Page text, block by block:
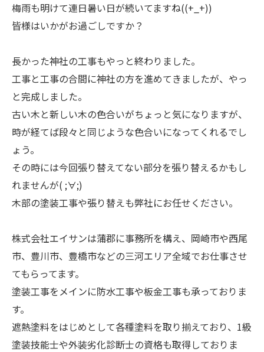
梅雨も明けて連日暑い日が続いてますね((+_+))
皆様はいかがお過ごしですか？
長かった神社の工事もやっと終わりました。
工事と工事の合間に神社の方を進めてきましたが、やっ
と完成しました。
古い木と新しい木の色合いがちょっと気になりますが、
時が経てば段々と同じような色合いになってくれるでし
ょう。
その時には今回張り替えてない部分を張り替えるかもし
れませんが( ;∀;)
木部の塗装工事や張り替えも弊社にお任せください。
株式会社エイサンは蒲郡に事務所を構え、岡崎市や西尾
市、豊川市、豊橋市などの三河エリア全域でお仕事させ
てもらってます。
塗装工事をメインに防水工事や板金工事も承っておりま
す。
遮熱塗料をはじめとして各種塗料を取り揃えており、1級
塗装技能士や外装劣化診断士の資格も取得しておりま